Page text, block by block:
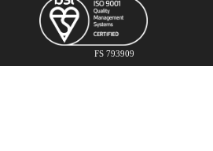
FS 793909